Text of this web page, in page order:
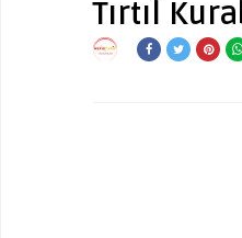
Tırtıl